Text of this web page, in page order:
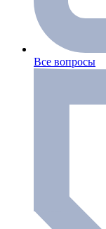
Все вопросы